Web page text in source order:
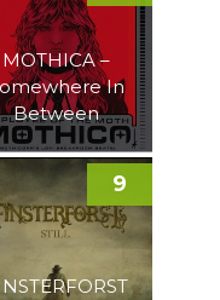
MOTHICA –
In
Between
9